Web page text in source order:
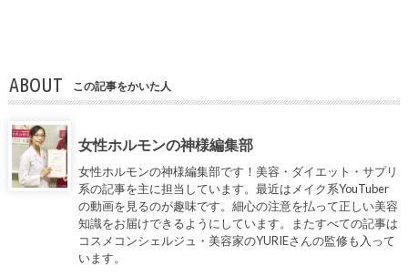
ABOUT この記事をかいた人
女性ホルモンの神様編集部
女性ホルモンの神様編集部です！美容・ダイエット・サプリ
系の記事を主に担当しています。最近はメイク系YouTuber
の動画を見るのが趣味です。細心の注意を払って正しい美容
知識をお届けできるようにしています。またすべての記事は
コスメコンシェルジュ・美容家のYURIEさんの監修も入って
います。